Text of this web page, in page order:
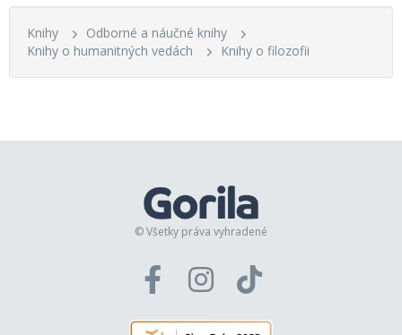
Knihy
Odborné a náučné knihy
Knihy o humanitných vedách
Knihy o filozofii
© Všetky práva vyhradené